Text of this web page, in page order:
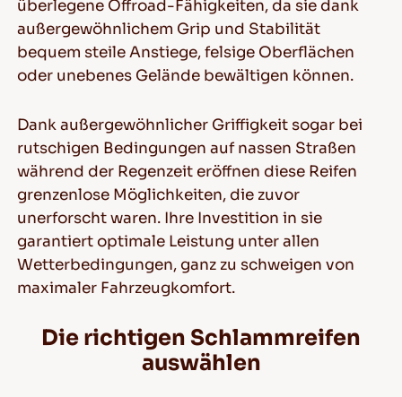
überlegene Offroad-Fähigkeiten, da sie dank
außergewöhnlichem Grip und Stabilität
bequem steile Anstiege, felsige Oberflächen
oder unebenes Gelände bewältigen können.
Dank außergewöhnlicher Griffigkeit sogar bei
rutschigen Bedingungen auf nassen Straßen
während der Regenzeit eröffnen diese Reifen
grenzenlose Möglichkeiten, die zuvor
unerforscht waren. Ihre Investition in sie
garantiert optimale Leistung unter allen
Wetterbedingungen, ganz zu schweigen von
maximaler Fahrzeugkomfort.
Die richtigen Schlammreifen
auswählen